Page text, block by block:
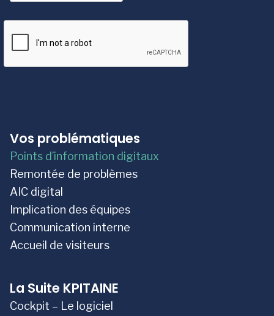
Vos problématiques
Points d’information digitaux
Remontée de problèmes
AIC digital
Implication des équipes
Communication interne
Accueil de visiteurs
La Suite KPITAINE
Cockpit – Le logiciel